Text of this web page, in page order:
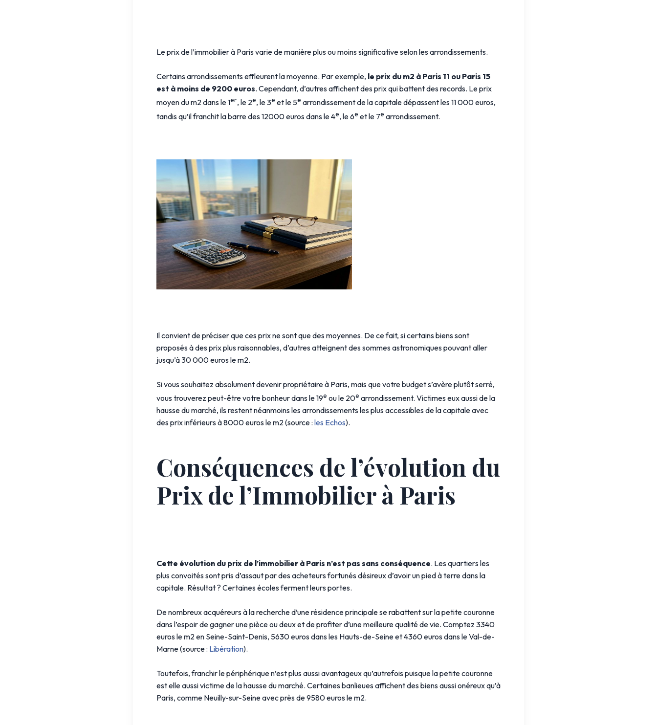
Le prix de l’immobilier à Paris varie de manière plus ou moins significative selon les arrondissements.
Certains arrondissements effleurent la moyenne. Par exemple, le prix du m2 à Paris 11 ou Paris 15
est à moins de 9200 euros. Cependant, d’autres affichent des prix qui battent des records. Le prix
moyen du m2 dans le 1er, le 2e, le 3e et le 5e arrondissement de la capitale dépassent les 11 000 euros,
tandis qu’il franchit la barre des 12000 euros dans le 4e, le 6e et le 7e arrondissement.
Il convient de préciser que ces prix ne sont que des moyennes. De ce fait, si certains biens sont
proposés à des prix plus raisonnables, d’autres atteignent des sommes astronomiques pouvant aller
jusqu’à 30 000 euros le m2.
Si vous souhaitez absolument devenir propriétaire à Paris, mais que votre budget s’avère plutôt serré,
vous trouverez peut-être votre bonheur dans le 19e ou le 20e arrondissement. Victimes eux aussi de la
hausse du marché, ils restent néanmoins les arrondissements les plus accessibles de la capitale avec
des prix inférieurs à 8000 euros le m2 (source : les Echos).
Conséquences de l’évolution du
Prix de l’Immobilier à Paris
Cette évolution du prix de l’immobilier à Paris n’est pas sans conséquence. Les quartiers les
plus convoités sont pris d’assaut par des acheteurs fortunés désireux d’avoir un pied à terre dans la
capitale. Résultat ? Certaines écoles ferment leurs portes.
De nombreux acquéreurs à la recherche d’une résidence principale se rabattent sur la petite couronne
dans l’espoir de gagner une pièce ou deux et de profiter d’une meilleure qualité de vie. Comptez 3340
euros le m2 en Seine-Saint-Denis, 5630 euros dans les Hauts-de-Seine et 4360 euros dans le Val-de-
Marne (source : Libération).
Toutefois, franchir le périphérique n’est plus aussi avantageux qu’autrefois puisque la petite couronne
est elle aussi victime de la hausse du marché. Certaines banlieues affichent des biens aussi onéreux qu’à
Paris, comme Neuilly-sur-Seine avec près de 9580 euros le m2.